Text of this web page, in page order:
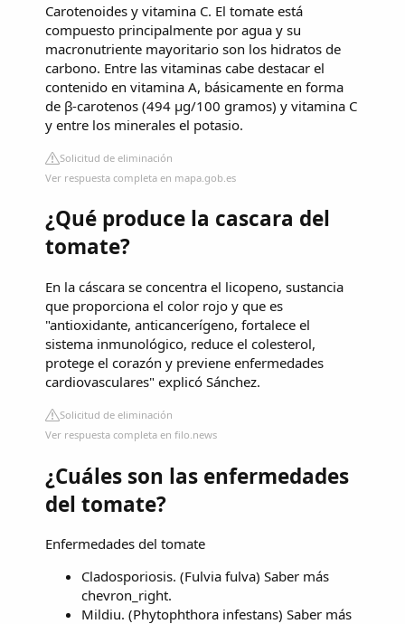
Carotenoides y vitamina C. El tomate está
compuesto principalmente por agua y su
macronutriente mayoritario son los hidratos de
carbono. Entre las vitaminas cabe destacar el
contenido en vitamina A, básicamente en forma
de β-carotenos (494 μg/100 gramos) y vitamina C
y entre los minerales el potasio.
Solicitud de eliminación
Ver respuesta completa en mapa.gob.es
¿Qué produce la cascara del
tomate?
En la cáscara se concentra el licopeno, sustancia
que proporciona el color rojo y que es
"antioxidante, anticancerígeno, fortalece el
sistema inmunológico, reduce el colesterol,
protege el corazón y previene enfermedades
cardiovasculares" explicó Sánchez.
Solicitud de eliminación
Ver respuesta completa en filo.news
¿Cuáles son las enfermedades
del tomate?
Enfermedades del tomate
Cladosporiosis. (Fulvia fulva) Saber más
chevron_right.
Mildiu. (Phytophthora infestans) Saber más